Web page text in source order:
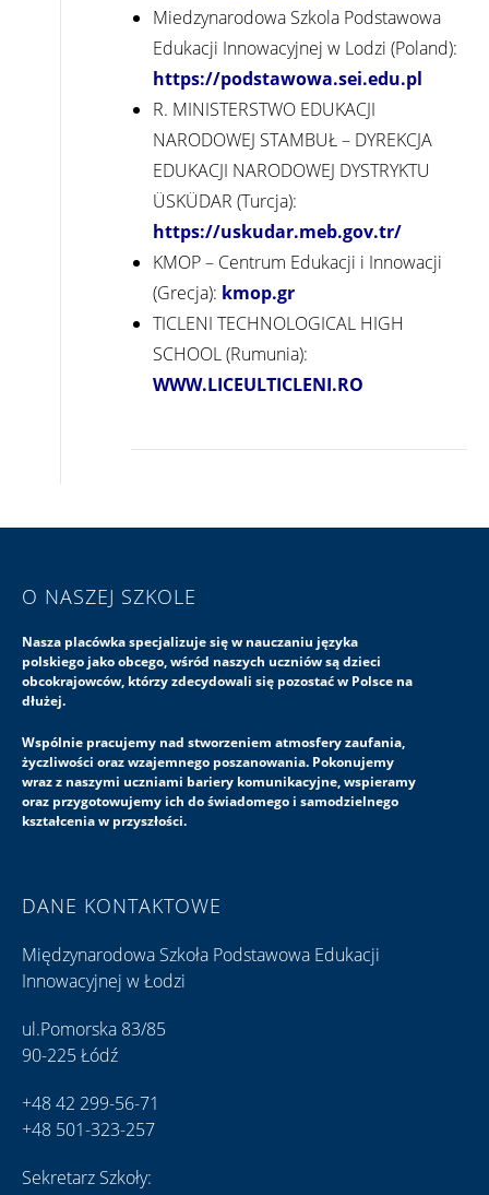
Miedzynarodowa Szkola Podstawowa
Edukacji Innowacyjnej w Lodzi (Poland):
https://podstawowa.sei.edu.pl
R. MINISTERSTWO EDUKACJI
NARODOWEJ STAMBUŁ – DYREKCJA
EDUKACJI NARODOWEJ DYSTRYKTU
ÜSKÜDAR (Turcja):
https://uskudar.meb.gov.tr/
KMOP – Centrum Edukacji i Innowacji
(Grecja): kmop.gr
TICLENI TECHNOLOGICAL HIGH
SCHOOL (Rumunia):
WWW.LICEULTICLENI.RO
O NASZEJ SZKOLE
Nasza placówka specjalizuje się w nauczaniu języka
polskiego jako obcego, wśród naszych uczniów są dzieci
obcokrajowców, którzy zdecydowali się pozostać w Polsce na
dłużej.
Wspólnie pracujemy nad stworzeniem atmosfery zaufania,
życzliwości oraz wzajemnego poszanowania. Pokonujemy
wraz z naszymi uczniami bariery komunikacyjne, wspieramy
oraz przygotowujemy ich do świadomego i samodzielnego
kształcenia w przyszłości.
DANE KONTAKTOWE
Międzynarodowa Szkoła Podstawowa Edukacji
Innowacyjnej w Łodzi
ul.Pomorska 83/85
90-225 Łódź
+48 42 299-56-71
+48 501-323-257
Sekretarz Szkoły: